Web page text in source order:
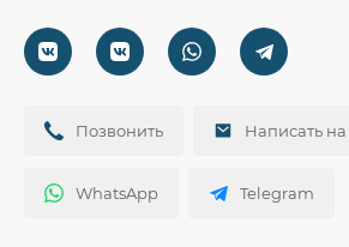
+7 (918) 079-30-67
Круглосуточно: 24/7
г. Краснодар:
ул. Сормовская 151/1
+7 (918) 079-30-67
ПГТ Михайловский:
Молодёжный переулок 2/1В
Круглосуточно: 24/7
Ортодонтия
Лечение зубов
Диагностика
Контакты
Вакансии
ДокументыПозвонить Написать на
WhatsApp Telegram